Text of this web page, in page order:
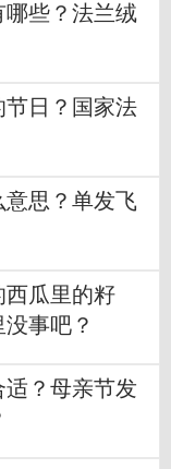
些？法兰绒
日？国家法
思？单发飞
西瓜里的籽
事吧？
？母亲节发